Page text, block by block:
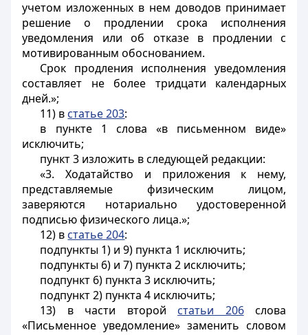
учетом изложенных в нем доводов принимает
решение о продлении срока исполнения
уведомления или об отказе в продлении с
мотивированным обоснованием.
Срок продления исполнения уведомления
составляет не более тридцати календарных
дней.»;
11) в статье 203:
в пункте 1 слова «в письменном виде»
исключить;
пункт 3 изложить в следующей редакции:
«3. Ходатайство и приложения к нему,
представляемые физическим лицом,
заверяются нотариально удостоверенной
подписью физического лица.»;
12) в статье 204:
подпункты 1) и 9) пункта 1 исключить;
подпункты 6) и 7) пункта 2 исключить;
подпункт 6) пункта 3 исключить;
подпункт 2) пункта 4 исключить;
13) в части второй статьи 206слова
«Письменное уведомление» заменить словом